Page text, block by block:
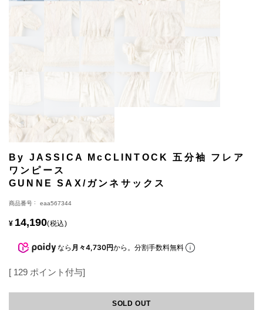
By JASSICA McCLINTOCK 五分袖 フレア
ワンピース
GUNNE SAX/ガンネサックス
商品番号 eaa567344
¥ 14,190 税込
なら 月々4,730円から。分割手数料無料
[ 129 ポイント付与]
SOLD OUT